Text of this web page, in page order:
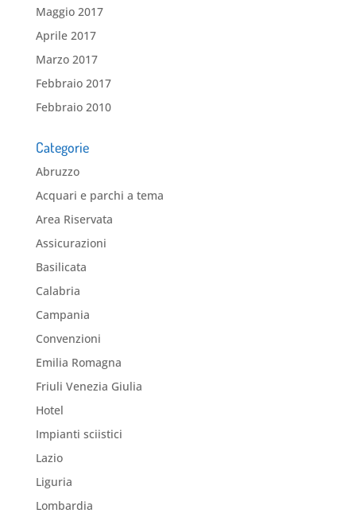
Maggio 2017
Aprile 2017
Marzo 2017
Febbraio 2017
Febbraio 2010
Categorie
Abruzzo
Acquari e parchi a tema
Area Riservata
Assicurazioni
Basilicata
Calabria
Campania
Convenzioni
Emilia Romagna
Friuli Venezia Giulia
Hotel
Impianti sciistici
Lazio
Liguria
Lombardia